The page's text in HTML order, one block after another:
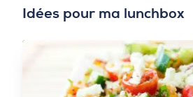
Idées pour ma lunchbox